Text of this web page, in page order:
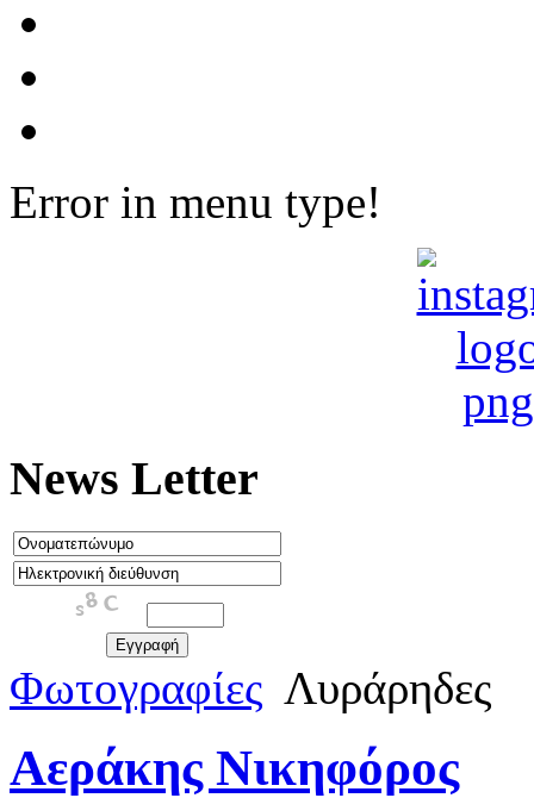
Error in menu type!
News Letter
Φωτογραφίες Λυράρηδες
Αεράκης Νικηφόρος